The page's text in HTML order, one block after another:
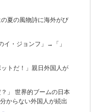
夏の風物詩に海外がび
イ・ジョンフ」→「」
トだ！」親日外国人が
」 世界的ブームの日本
からない外国人が続出